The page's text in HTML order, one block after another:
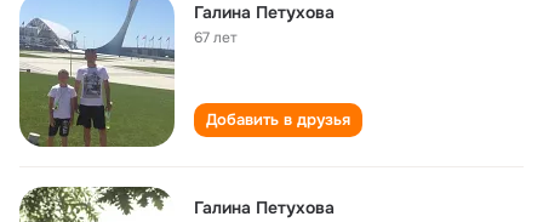
Галина Петухова
67 лет
Добавить в друзья
Галина Петухова